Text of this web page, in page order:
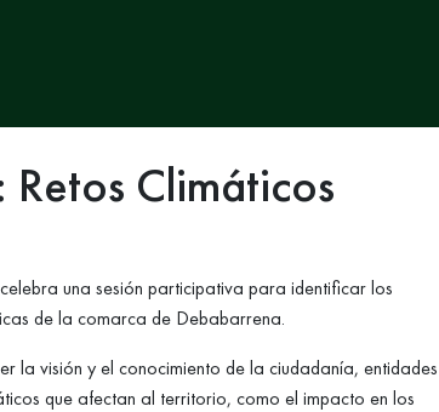
Climáticos
una sesión participativa para identificar los
de la comarca de Debabarrena.
la visión y el conocimiento de la ciudadanía, entidades
que afectan al territorio, como el impacto en los